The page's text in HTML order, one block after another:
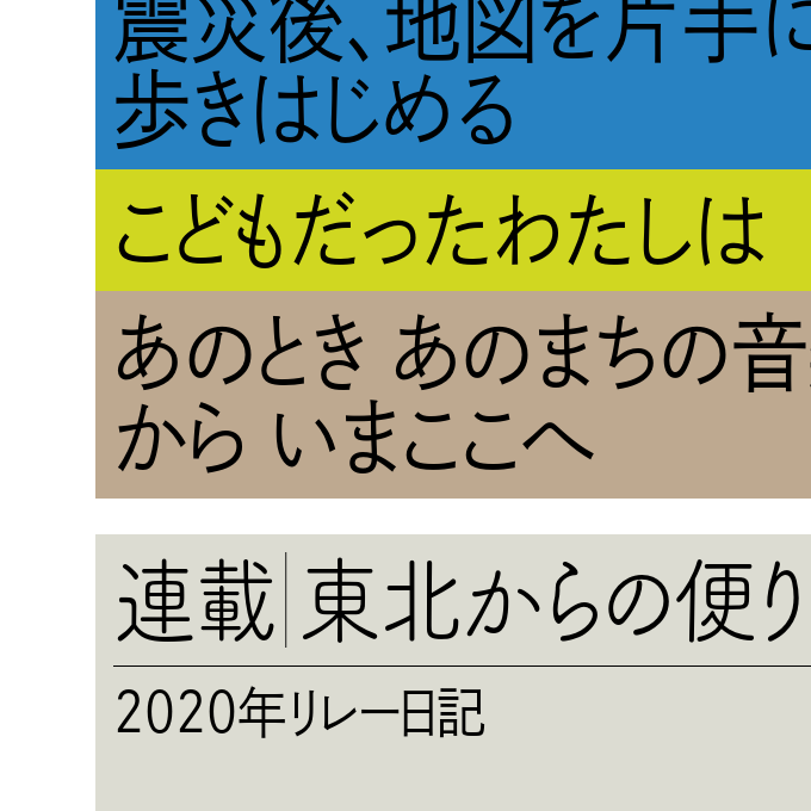
震災後、地図を片手
歩きはじめる
こどもだったわたしは
あのとき あのまちの
から いまここへ
連載 東北からの便り
2020年リレー日記